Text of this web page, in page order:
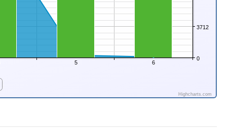
5 6
0
3712
Highcharts.com